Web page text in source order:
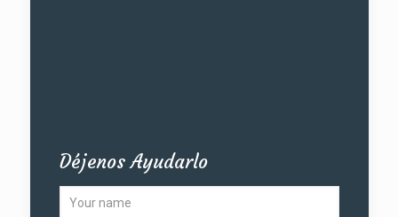
Déjenos Ayudarlo